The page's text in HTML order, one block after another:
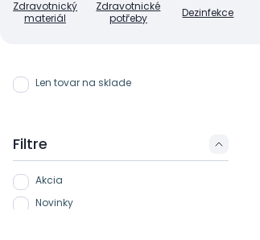
Zdravotnický
materiál
Zdravotnické
potřeby
Dezinfekce
Len tovar na sklade
Filtre
Akcia
Novinky